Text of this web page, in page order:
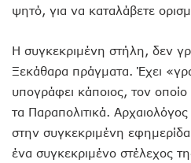
ψητό, για να καταλάβετε
Η συγκεκριμένη στήλη, δεν
Ξεκάθαρα πράγματα. Έχει
υπογράφει κάποιος, τον
τα Παραπολιτικά.
στην συγκεκριμένη
ένα συγκεκριμένο στέλεχος